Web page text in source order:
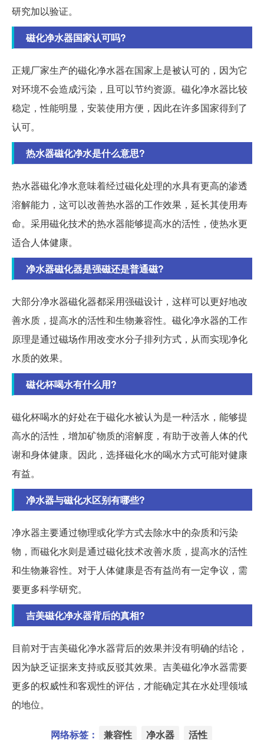
研究加以验证。
磁化净水器国家认可吗?
正规厂家生产的磁化净水器在国家上是被认可的，因为它
对环境不会造成污染，且可以节约资源。磁化净水器比较
稳定，性能明显，安装使用方便，因此在许多国家得到了
认可。
热水器磁化净水是什么意思?
热水器磁化净水意味着经过磁化处理的水具有更高的渗透
溶解能力，这可以改善热水器的工作效果，延长其使用寿
命。采用磁化技术的热水器能够提高水的活性，使热水更
适合人体健康。
净水器磁化器是强磁还是普通磁?
大部分净水器磁化器都采用强磁设计，这样可以更好地改
善水质，提高水的活性和生物兼容性。磁化净水器的工作
原理是通过磁场作用改变水分子排列方式，从而实现净化
水质的效果。
磁化杯喝水有什么用?
磁化杯喝水的好处在于磁化水被认为是一种活水，能够提
高水的活性，增加矿物质的溶解度，有助于改善人体的代
谢和身体健康。因此，选择磁化水的喝水方式可能对健康
有益。
净水器与磁化水区别有哪些?
净水器主要通过物理或化学方式去除水中的杂质和污染
物，而磁化水则是通过磁化技术改善水质，提高水的活性
和生物兼容性。对于人体健康是否有益尚有一定争议，需
要更多科学研究。
吉美磁化净水器背后的真相?
目前对于吉美磁化净水器背后的效果并没有明确的结论，
因为缺乏证据来支持或反驳其效果。吉美磁化净水器需要
更多的权威性和客观性的评估，才能确定其在水处理领域
的地位。
网络标签： 兼容性 净水器 活性